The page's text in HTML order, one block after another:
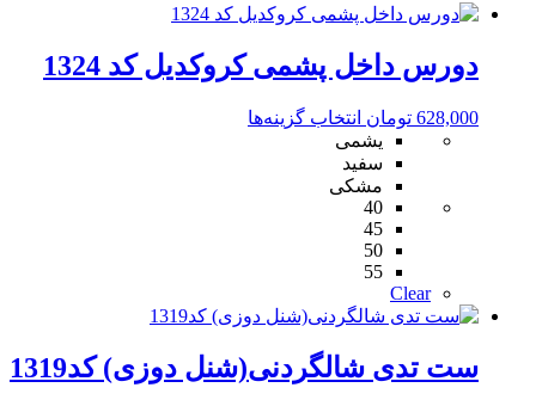
دورس داخل پشمی کروکدیل کد 1324
628,000 تومان انتخاب گزینه‌ها
ممکن
در
صفحه
یشمی
سفید
مشکی
40
45
50
55
Clear
ست تدی شالگردنی(شنل دوزی) کد1319